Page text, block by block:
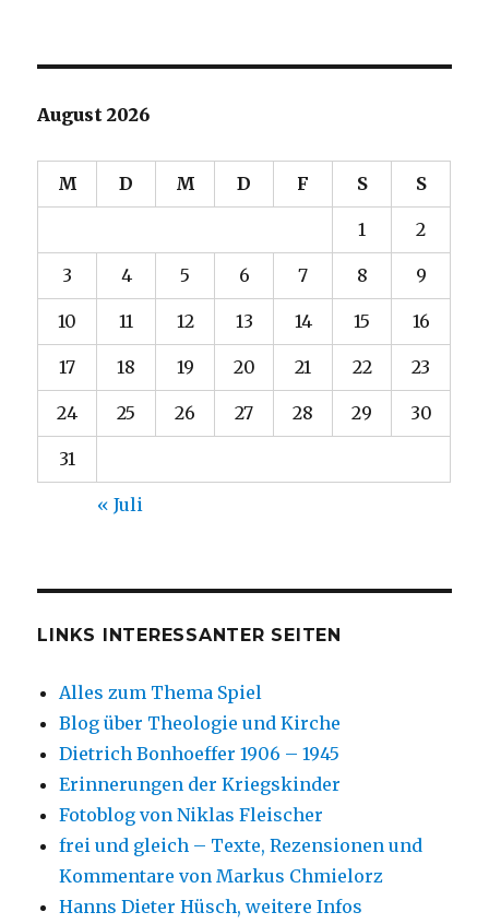
August 2026
M D M D F S S
1 2
3 4 5 6 7 8 9
10 11 12 13 14 15 16
17 18 19 20 21 22 23
24 25 26 27 28 29 30
31
« Juli
LINKS INTERESSANTER SEITEN
Alles zum Thema Spiel
Blog über Theologie und Kirche
Dietrich Bonhoeffer 1906 – 1945
Erinnerungen der Kriegskinder
Fotoblog von Niklas Fleischer
frei und gleich – Texte, Rezensionen und
Kommentare von Markus Chmielorz
Hanns Dieter Hüsch, weitere Infos